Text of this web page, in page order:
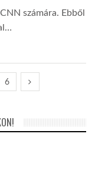
számára. Ebből
6